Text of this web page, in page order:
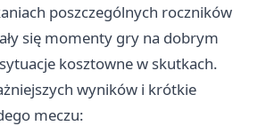
poszczególnych roczników
się momenty gry na dobrym
kosztowne w skutkach.
wyników i krótkie
meczu: